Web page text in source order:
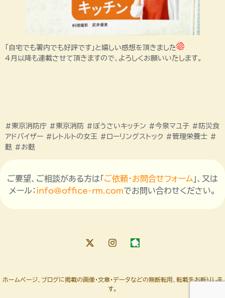
「自宅でも署内でも好評です」と嬉しい感想を頂きました
４月以降も連載させて頂きますので、よろしくお願いいたします。
#東京消防庁 #東京消防 #ぼうさいキッチン #今泉マユ子 #防災食
アドバイザー #レトルトの女王 #ローリングストック #管理栄養士 #
麩 #お麩
ご要望、ご相談がある方は「 ご依頼・お問合せフォーム 」、又は
メール： info@office-rm.comでお問い合わせください。
ホームページ、ブログに掲載の画像・文章・データなどの無断転用、転載をお断りしま
す。